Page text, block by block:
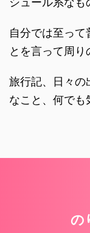
自分では至って
とを言って周り
旅行記、日々の
なこと、何でも
の